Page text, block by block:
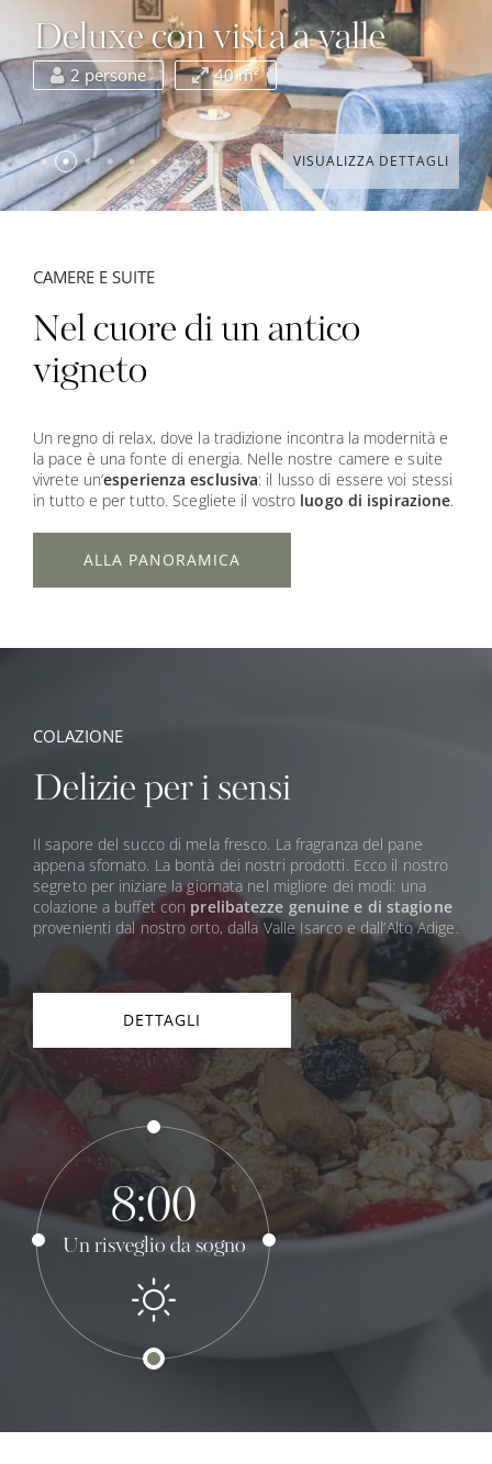
CAMERE E SUITE
Nel cuore di un antico
vigneto
Un regno di relax, dove la tradizione incontra la modernità e
la pace è una fonte di energia. Nelle nostre camere e suite
vivrete un’esperienza esclusiva: il lusso di essere voi stessi
in tutto e per tutto. Scegliete il vostro luogo di ispirazione.
ALLA PANORAMICA
Deluxe con vista a valle
2 persone 40 m²
VISUALIZZA DETTAGLI
COLAZIONE
Delizie per i sensi
Il sapore del succo di mela fresco. La fragranza del pane
appena sfornato. La bontà dei nostri prodotti. Ecco il nostro
segreto per iniziare la giornata nel migliore dei modi: una
colazione a buffet con prelibatezze genuine e di stagione
provenienti dal nostro orto, dalla Valle Isarco e dall’Alto Adige.
DETTAGLI
8:00
Un risveglio da sogno